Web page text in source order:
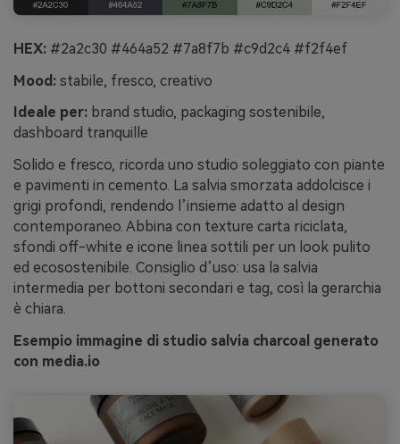
HEX: #2a2c30 #464a52 #7a8f7b #c9d2c4 #f2f4ef
Mood: stabile, fresco, creativo
Ideale per: brand studio, packaging sostenibile,
dashboard tranquille
Solido e fresco, ricorda uno studio soleggiato con piante
e pavimenti in cemento. La salvia smorzata addolcisce i
grigi profondi, rendendo l’insieme adatto al design
contemporaneo. Abbina con texture carta riciclata,
sfondi off-white e icone linea sottili per un look pulito
ed ecosostenibile. Consiglio d’uso: usa la salvia
intermedia per bottoni secondari e tag, così la gerarchia
è chiara.
Esempio immagine di studio salvia charcoal generato
con media.io